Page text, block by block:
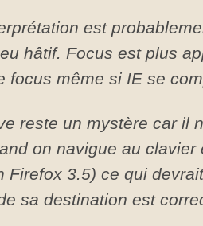
est
hâtif. Focus est plus
focus même si IE se
reste un mystère car il
on navigue au clavier
Firefox 3.5) ce qui
sa destination est